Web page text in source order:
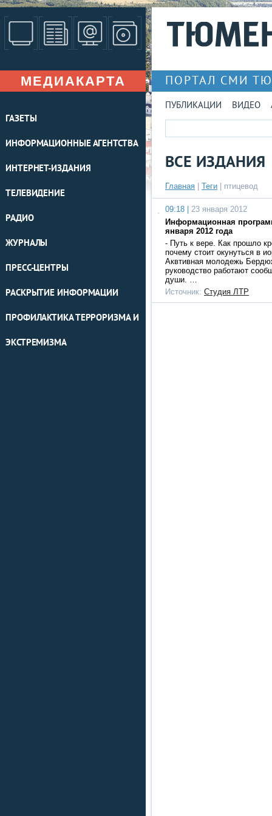
МЕДИАКАРТА
ГАЗЕТЫ
ИНФОРМАЦИОННЫЕ АГЕНТСТВА
ИНТЕРНЕТ-ИЗДАНИЯ
ТЕЛЕВИДЕНИЕ
РАДИО
ЖУРНАЛЫ
ПРЕСС-ЦЕНТРЫ
РАСКРЫТИЕ ИНФОРМАЦИИ
ПРОФИЛАКТИКА ТЕРРОРИЗМА И
ЭКСТРЕМИЗМА
ПОРТАЛ СМИ
ПУБЛИКАЦИИ ВИДЕО
ВСЕ ИЗДАНИЯ
Главная Теги | птицевод
09:18 |
23 января 2012
Информационная
января 2012 года
- Путь к вере. Как прошло
почему стоит окунуться в
Аквтивная молодежь
руководство работают
души. …
Источник: Студия ЛТР